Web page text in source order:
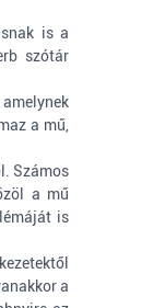
is a
szótár
a mű,
Számos
a mű
is
a